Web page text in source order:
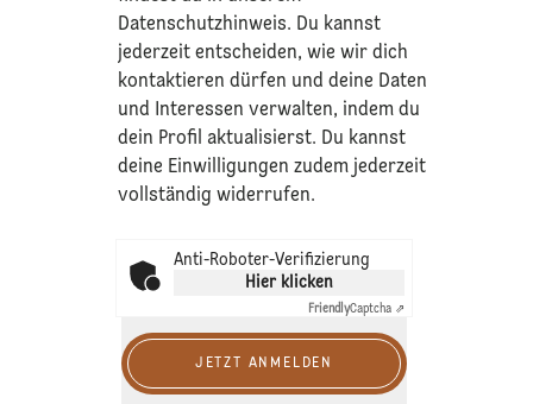
Datenschutzhinweis. Du kannst
jederzeit entscheiden, wie wir dich
kontaktieren dürfen und deine Daten
und Interessen verwalten, indem du
dein Profil aktualisierst. Du kannst
deine Einwilligungen zudem jederzeit
vollständig widerrufen.
Anti-Roboter-Verifizierung
Hier klicken
FriendlyCaptcha ⇗
JETZT ANMELDEN